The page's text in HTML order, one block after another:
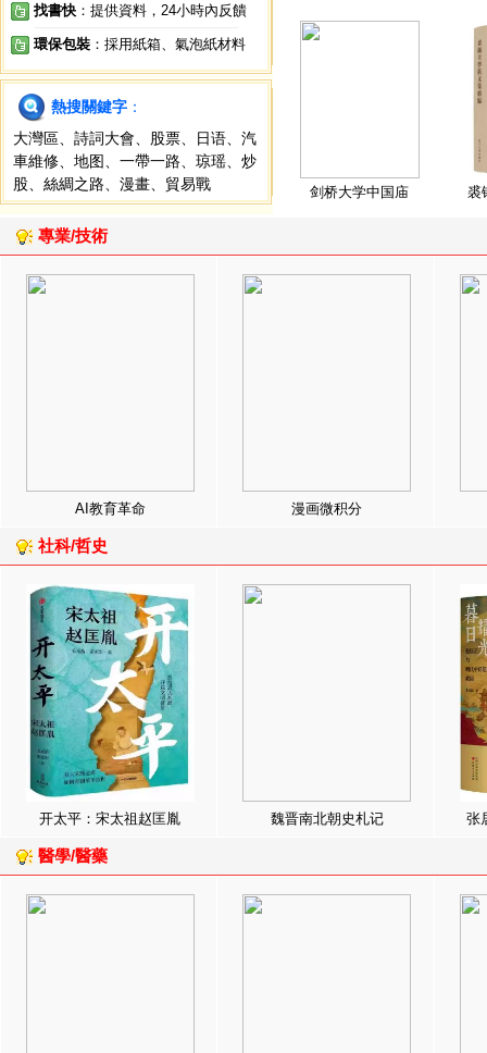
找書快 ：提供資料，24小時內反饋
環保包裝 ：採用紙箱、氣泡紙材料
熱搜關鍵字 ：
大灣區
詩詞大會 股票 日语
汽
車維修
地图 一帶一路 琼瑶
炒
股
絲綢之路 漫畫 貿易戰 剑桥大学中国庙 裘
專業/技術
AI教育革命 漫画微积分
社科/哲史
开太平：宋太祖赵匡胤 魏晋南北朝史札记 张
醫學/醫藥